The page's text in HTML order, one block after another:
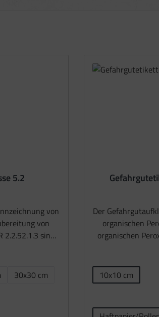
5.2
von
von
2.2.52.1.3 sind
Derivate des
ein
durch
werden
Option ist zurzeit nicht verfügbar.)
30x30 cm(Diese Option ist zurzeit nicht verfügbar.)
Der
organischen
organischen
Strukturelement
Wasserstoffatom
organische
können.
10x10 cm